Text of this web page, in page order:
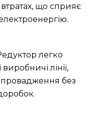
що сприяє
легко
лінії,
без